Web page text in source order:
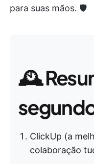
para suas mãos. 🛡️
🕰️
ClickUp (a
colaboração